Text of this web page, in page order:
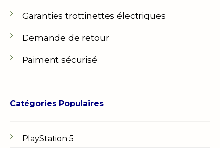
Garanties trottinettes électriques
Demande de retour
Paiment sécurisé
Catégories Populaires
PlayStation 5